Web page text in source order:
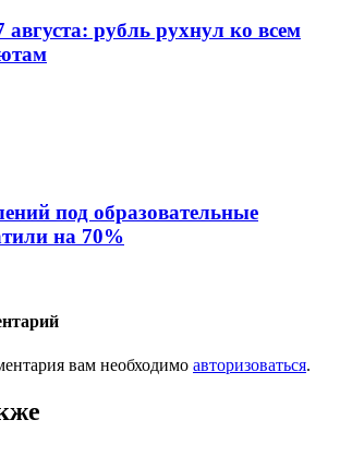
рубль рухнул ко всем
под образовательные
на 70%
вам необходимо авторизоваться.